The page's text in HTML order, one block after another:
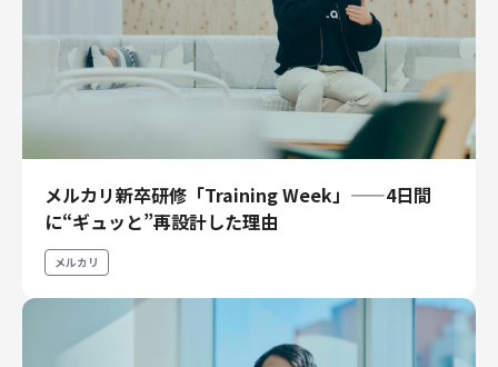
マーケティング・PR
プロダクトマネジメント
データアナリティクス
クリエイティブ
コーポレート
財務・経理
内部監査・リスク
セキュリティ・プライバシー
メルカリ新卒研修「Training Week」——4日間
に“ギュッと”再設計した理由
メルカリ